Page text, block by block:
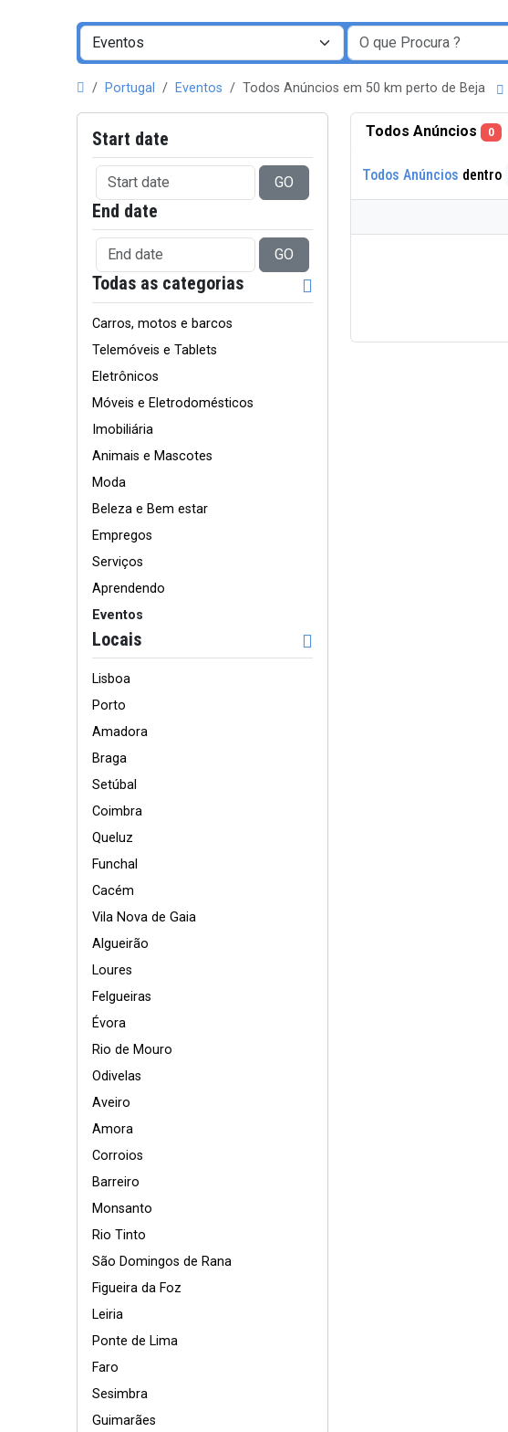
Portugal Eventos Todos Anúncios em 50 km perto de Beja
Start date
GO
End date
GO
Todas as categorias
Carros, motos e barcos
Telemóveis e Tablets
Eletrônicos
Móveis e Eletrodomésticos
Imobiliária
Animais e Mascotes
Moda
Beleza e Bem estar
Empregos
Serviços
Aprendendo
Eventos
Locais
Lisboa
Porto
Amadora
Braga
Setúbal
Coimbra
Queluz
Funchal
Cacém
Vila Nova de Gaia
Algueirão
Loures
Felgueiras
Évora
Rio de Mouro
Odivelas
Aveiro
Amora
Corroios
Barreiro
Monsanto
Rio Tinto
São Domingos de Rana
Figueira da Foz
Leiria
Ponte de Lima
Faro
Sesimbra
Guimarães
Todos Anúncios 0
Todos Anúncios dentro